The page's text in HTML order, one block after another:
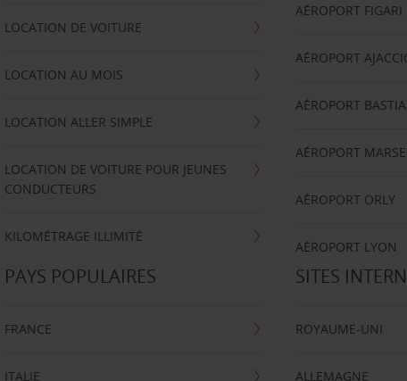
LOCATION DE VOITURE
LOCATION AU MOIS
LOCATION ALLER SIMPLE
LOCATION DE VOITURE POUR JEUNES
CONDUCTEURS
KILOMÉTRAGE ILLIMITÉ
AÉROPORT FIGARI
AÉROPORT
AÉROPORT BASTIA
AÉROPORT
AÉROPORT ORLY
AÉROPORT LYON
PAYS POPULAIRES
FRANCE
ITALIE
SITES
ROYAUME-UNI
ALLEMAGNE